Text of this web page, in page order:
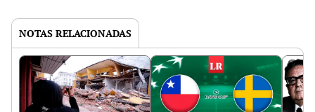
NOTAS RELACIONADAS